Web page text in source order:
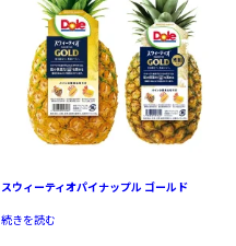
スウィーティオパイナップル ゴールド
続きを読む